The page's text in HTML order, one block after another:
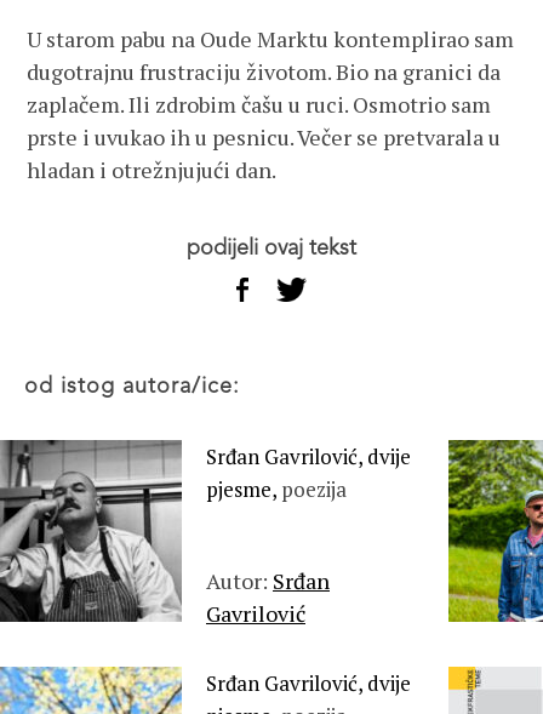
U starom pabu na Oude Marktu kontemplirao sam
dugotrajnu frustraciju životom. Bio na granici da
zaplačem. Ili zdrobim čašu u ruci. Osmotrio sam
prste i uvukao ih u pesnicu. Večer se pretvarala u
hladan i otrežnjujući dan.
podijeli ovaj tekst
od istog autora/ice:
Srđan Gavrilović, dvije
pjesme, poezija
Autor: Srđan
Gavrilović
Srđan Gavrilović, dvije